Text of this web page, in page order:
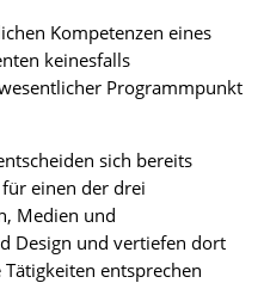
Kompetenzen eines
keinesfalls
Programmpunkt
sich bereits
einen der drei
Medien und
Design und vertiefen dort
entsprechen